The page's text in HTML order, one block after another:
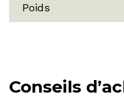
Poids
Conseils